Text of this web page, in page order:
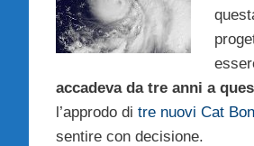
accadeva da tre anni a
l’approdo di tre nuovi Cat
sentire con decisione.